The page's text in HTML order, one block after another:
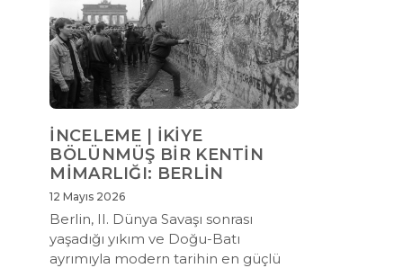
İNCELEME | İKİYE
BÖLÜNMÜŞ BİR KENTİN
MİMARLIĞI: BERLİN
12 Mayıs 2026
Berlin, II. Dünya Savaşı sonrası
yaşadığı yıkım ve Doğu-Batı
ayrımıyla modern tarihin en güçlü